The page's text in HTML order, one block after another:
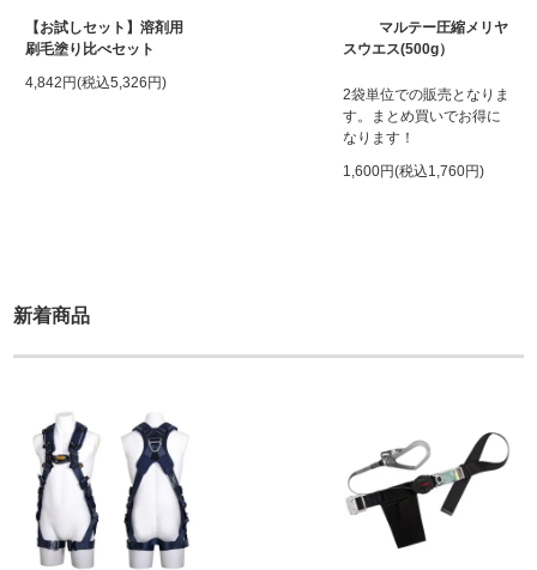
【お試しセット】溶剤用
刷毛塗り比べセット
4,842円(税込5,326円)
マルテー圧縮メリヤ
スウエス(500g）
2袋単位での販売となりま
す。まとめ買いでお得に
なります！
1,600円(税込1,760円)
新着商品